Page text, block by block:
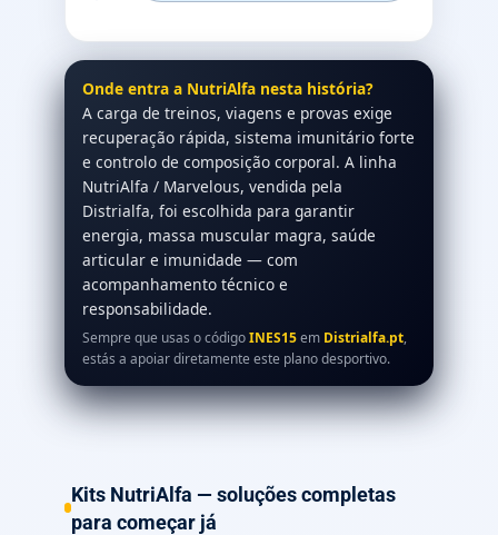
Onde entra a NutriAlfa nesta história?
A carga de treinos, viagens e provas exige
recuperação rápida, sistema imunitário forte
e controlo de composição corporal. A linha
NutriAlfa / Marvelous, vendida pela
Distrialfa, foi escolhida para garantir
energia, massa muscular magra, saúde
articular e imunidade — com
acompanhamento técnico e
responsabilidade.
Sempre que usas o códigoINES15em Distrialfa.pt,
estás a apoiar diretamente este plano desportivo.
Kits NutriAlfa — soluções completas
para começar já